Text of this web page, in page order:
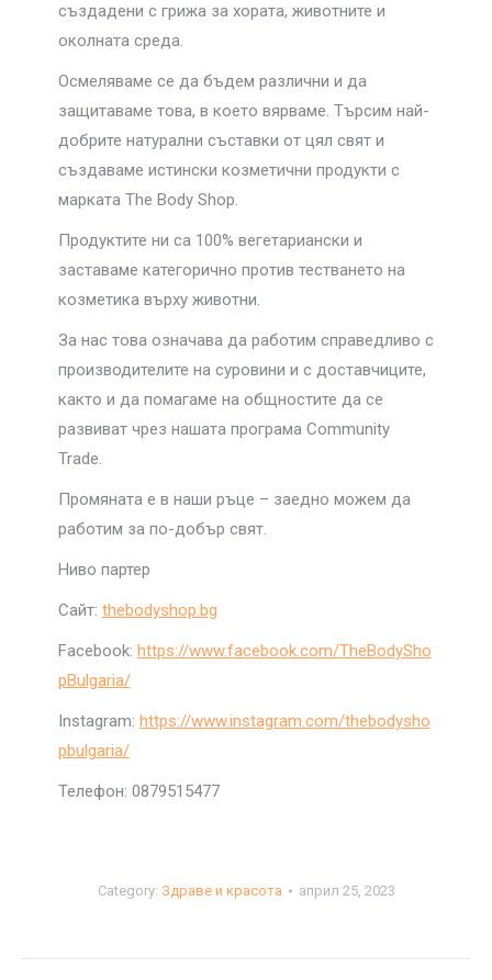
създадени с грижа за хората, животните и
околната среда.
Осмеляваме се да бъдем различни и да
защитаваме това, в което вярваме. Търсим най-
добрите натурални съставки от цял свят и
създаваме истински козметични продукти с
марката The Body Shop.
Продуктите ни са 100% вегетариански и
заставаме категорично против тестването на
козметика върху животни.
За нас това означава да работим справедливо с
производителите на суровини и с доставчиците,
както и да помагаме на общностите да се
развиват чрез нашата програма Community
Trade.
Промяната е в наши ръце – заедно можем да
работим за по-добър свят.
Ниво партер
Сайт: thebodyshop.bg
Facebook: https://www.facebook.com/TheBodySho
pBulgaria/
Instagram: https://www.instagram.com/thebodysho
pbulgaria/
Телефон: 0879515477
Category: Здраве и красота април 25, 2023